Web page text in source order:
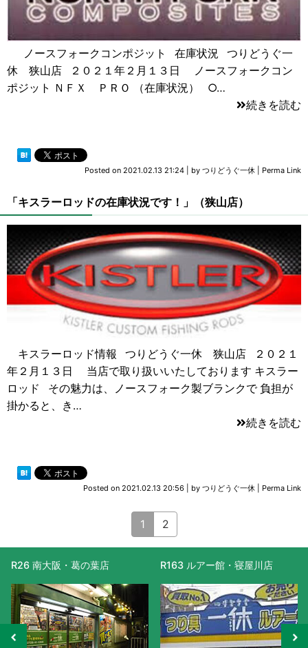
ノースフォークコンポジット 在庫状況 つりどうぐ一
休 狭山店 ２０２１年２月１３日 ノースフォークコン
ポジット ＮＦＸ ＰＲＯ （在庫状況） ○…
続きを読む
Posted on 2021.02.13 21:24 by つりどうぐ一休 Perma Link
「キスラーロッドの在庫状況です！」（狭山店）
キスラーロッド情報 つりどうぐ一休 狭山店 ２０２１
年２月１３日 当店で取り扱いいたしております キスラー
ロッド その魅力は、ノースフォーク製ブランクで 負担が
掛かると、き…
続きを読む
Posted on 2021.02.13 20:56 by つりどうぐ一休 Perma Link
1 2
R26 南大阪・葛の葉店 R163 ルアー館・寝屋川店